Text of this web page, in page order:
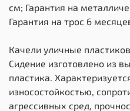
см; Гарантия на
Гарантия на трос 6
Качели уличные
Сидение изготовлено из
пластика.
износостойкостью,
агрессивных сред,